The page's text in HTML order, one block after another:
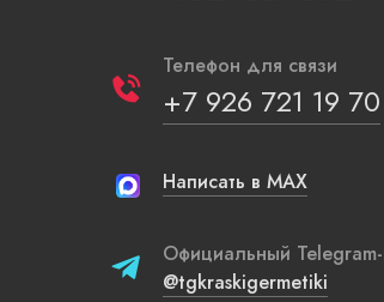
Телефон для связи
+7 926 721 19 70
Написать в MAX
Официальный
@tgkraskigermetiki